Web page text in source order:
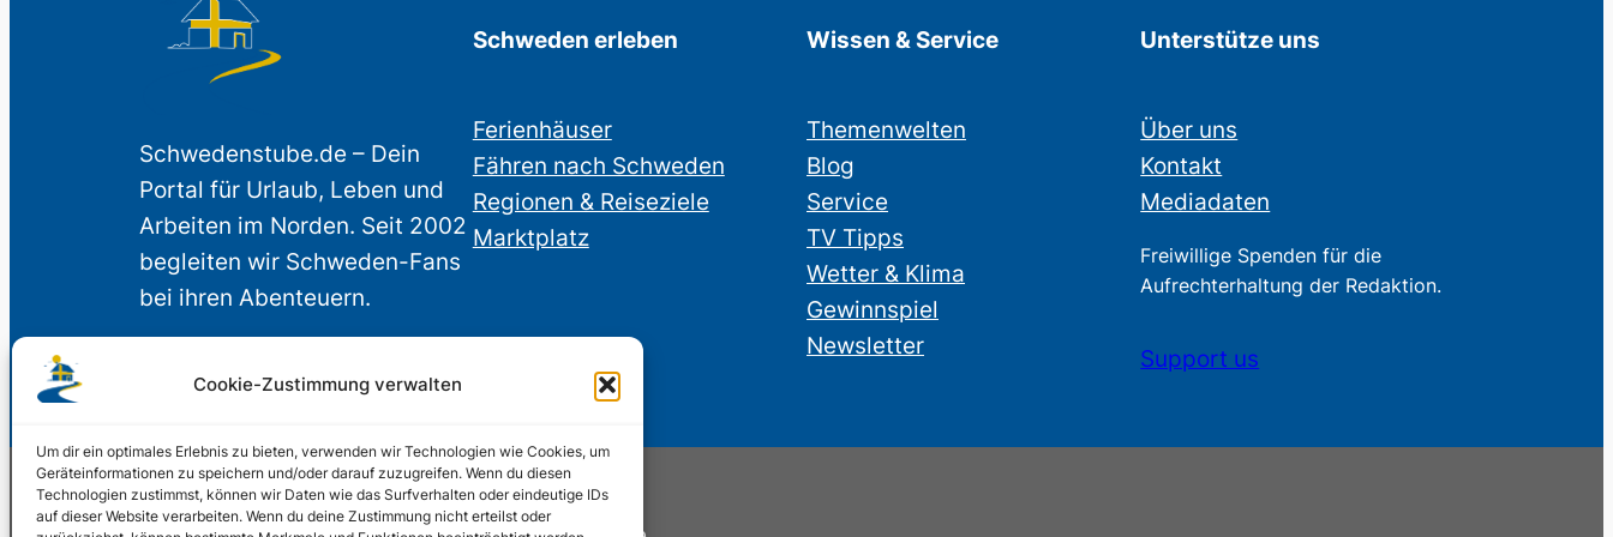
Cookie-Zustimmung verwalten
Um dir ein optimales Erlebnis zu bieten, verwenden wir Technologien wie Cookies, um
Geräteinformationen zu speichern und/oder darauf zuzugreifen. Wenn du diesen
Technologien zustimmst, können wir Daten wie das Surfverhalten oder eindeutige IDs
auf dieser Website verarbeiten. Wenn du deine Zustimmung nicht erteilst oder
Schwedenstube.de – Dein
Portal für Urlaub, Leben und
Arbeiten im Norden. Seit 2002
begleiten wir Schweden-Fans
bei ihren Abenteuern.
Schweden erleben
Ferienhäuser
Fähren nach Schweden
Regionen & Reiseziele
Marktplatz
Wissen & Service
Themenwelten
Blog
Service
TV Tipps
Wetter & Klima
Gewinnspiel
Newsletter
Unterstütze uns
Über uns
Kontakt
Mediadaten
Freiwillige Spenden für die
Aufrechterhaltung der Redaktion.
Support us